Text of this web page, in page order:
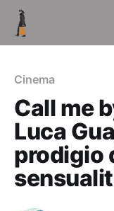
Cinema
Call me
Luca
prodigio